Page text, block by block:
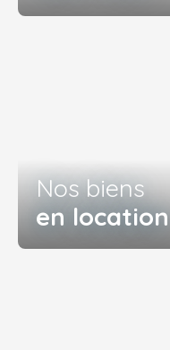
Nos biens
en location